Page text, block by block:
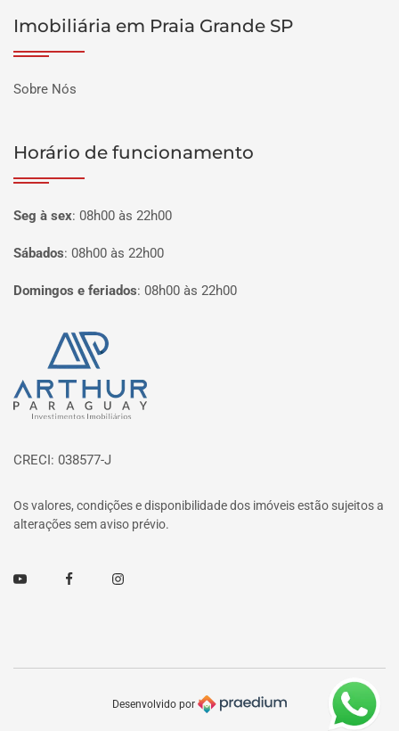
Imobiliária em Praia Grande SP
Sobre Nós
Horário de funcionamento
Seg à sex: 08h00 às 22h00
Sábados: 08h00 às 22h00
Domingos e feriados: 08h00 às 22h00
Página inicial
CRECI: 038577-J
Os valores, condições e disponibilidade dos imóveis estão sujeitos a
alterações sem aviso prévio.
Youtube FacebookInstagram
Desenvolvido por